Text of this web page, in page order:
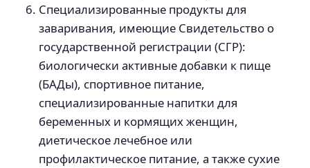
Специализированные продукты для
заваривания, имеющие Свидетельство о
государственной регистрации (СГР):
биологически активные добавки к пище
(БАДы), спортивное питание,
специализированные напитки для
беременных и кормящих женщин,
диетическое лечебное или
профилактическое питание, а также сухие